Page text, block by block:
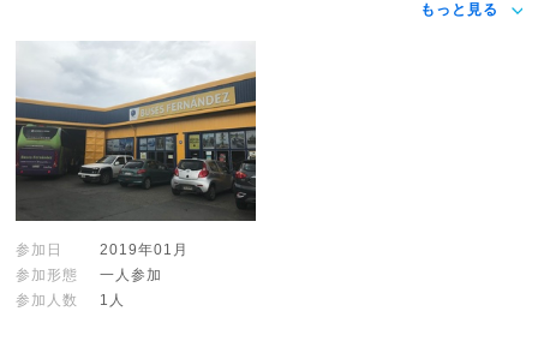
もっと見る
参加日
2019年01月
参加形態
一人参加
参加人数
1人